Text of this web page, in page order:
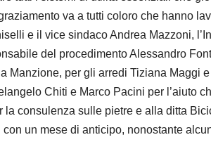
va a tutti coloro che hanno
e il vice sindaco Andrea Mazzoni,
del procedimento Alessandro
Manzione, per gli arredi Tiziana Maggi
Chiti e Marco Pacini per l’aiuto
la consulenza sulle pietre e alla ditta
un mese di anticipo, nonostante